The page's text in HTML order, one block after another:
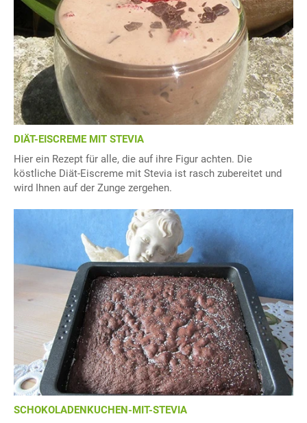
DIÄT-EISCREME MIT STEVIA
Hier ein Rezept für alle, die auf ihre Figur achten. Die
köstliche Diät-Eiscreme mit Stevia ist rasch zubereitet und
wird Ihnen auf der Zunge zergehen.
SCHOKOLADENKUCHEN-MIT-STEVIA